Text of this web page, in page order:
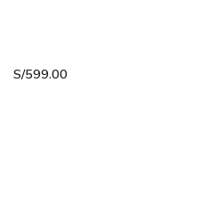
S/599.00